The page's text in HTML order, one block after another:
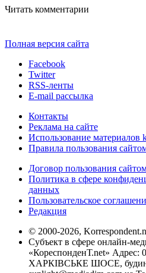
Читать комментарии
Полная версия сайта
Facebook
Twitter
RSS-ленты
E-mail рассылка
Контакты
Реклама на сайте
Использование материалов
Правила пользования
Договор пользования
Политика в сфере
данных
Пользовательское
Редакция
© 2000-2026,
Субъект в сфере онлайн-
«КореспонденТ.net» Адрес:
ХАРКІВСЬКЕ ШОСЕ,